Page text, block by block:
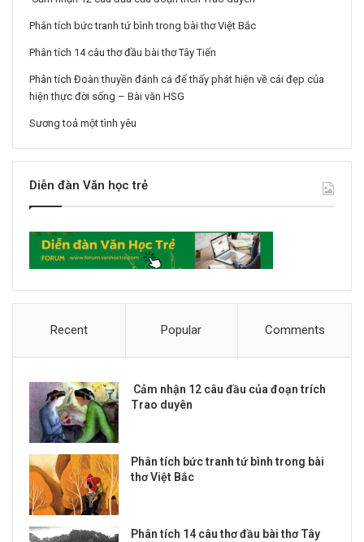
Phân tích bức tranh tứ bình trong bài thơ Việt Bắc
Phân tích 14 câu thơ đầu bài thơ Tây Tiến
Phân tích Đoàn thuyền đánh cá để thấy phát hiện về cái đẹp của
hiện thực đời sống – Bài văn HSG
Sương toả một tình yêu
Diễn đàn Văn học trẻ
Recent Popular Comments
Cảm nhận 12 câu đầu của đoạn trích
Trao duyên
Phân tích bức tranh tứ bình trong bài
thơ Việt Bắc
Phân tích 14 câu thơ đầu bài thơ Tây